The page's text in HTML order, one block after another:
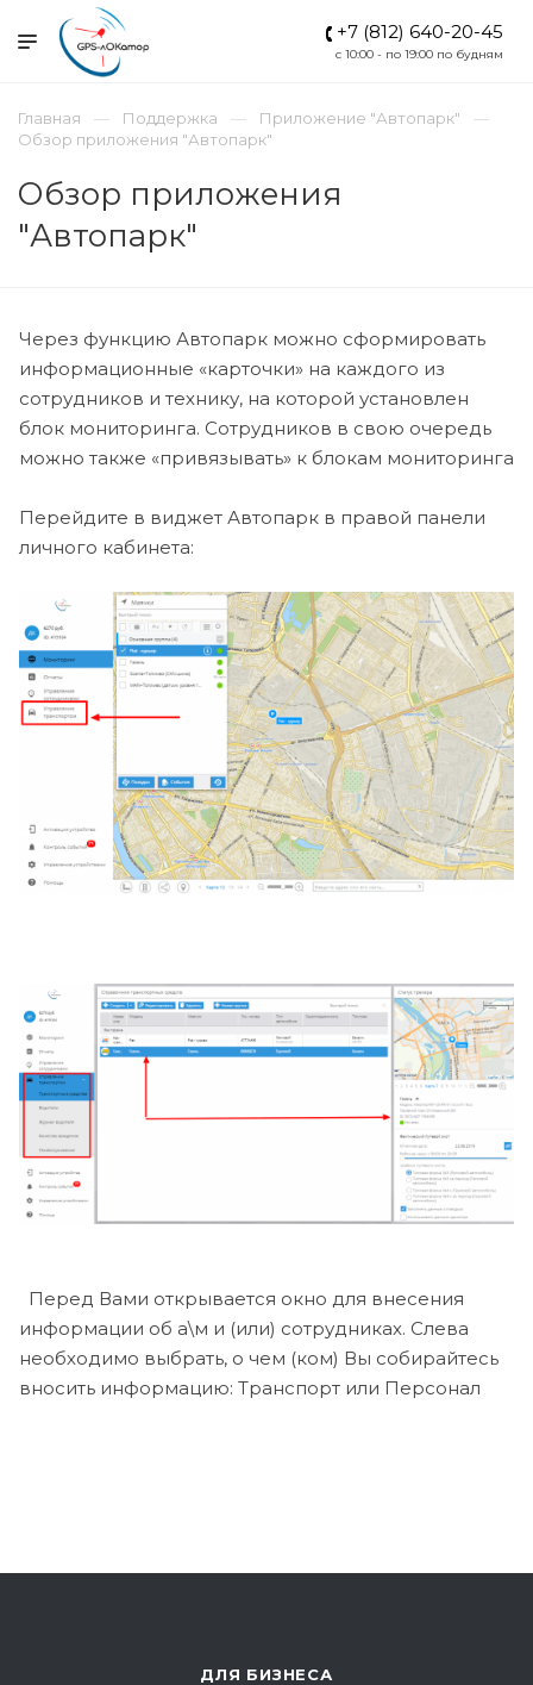
+7 (812) 640-20-45
c 10:00 - по 19:00 по будням
Главная Поддержка
Приложение "Автопарк"
Обзор приложения "Автопарк"
Обзор приложения
"Автопарк"
Через функцию Автопарк можно сформировать
информационные «карточки» на каждого из
сотрудников и технику, на которой установлен
блок мониторинга. Сотрудников в свою очередь
можно также «привязывать» к блокам мониторинга
Перейдите в виджет Автопарк в правой панели
личного кабинета:
Перед Вами открывается окно для внесения
информации об а\м и (или) сотрудниках. Слева
необходимо выбрать, о чем (ком) Вы собирайтесь
вносить информацию: Транспорт или Персонал
ДЛЯ БИЗНЕСА